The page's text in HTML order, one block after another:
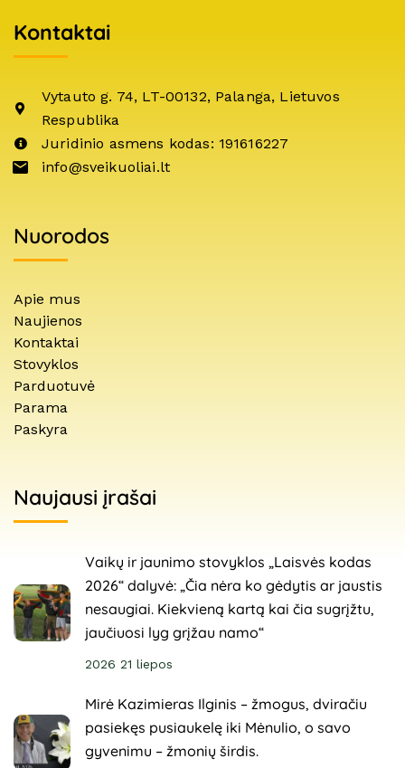
Kontaktai
Vytauto g. 74, LT-00132, Palanga, Lietuvos
Respublika
Juridinio asmens kodas: 191616227
info@sveikuoliai.lt
Nuorodos
Apie mus
Naujienos
Kontaktai
Stovyklos
Parduotuvė
Parama
Paskyra
Naujausi įrašai
Vaikų ir jaunimo stovyklos „Laisvės kodas
2026“ dalyvė: „Čia nėra ko gėdytis ar jaustis
nesaugiai. Kiekvieną kartą kai čia sugrįžtu,
jaučiuosi lyg grįžau namo“
2026 21 liepos
Mirė Kazimieras Ilginis – žmogus, dviračiu
pasiekęs pusiaukelę iki Mėnulio, o savo
gyvenimu – žmonių širdis.